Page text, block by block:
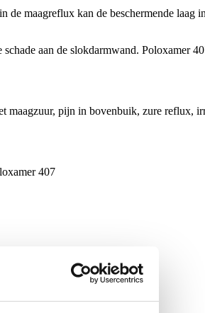
maagreflux kan de beschermende laag
aan de slokdarmwand. Poloxamer
maagzuur, pijn in bovenbuik, zure reflux,
407